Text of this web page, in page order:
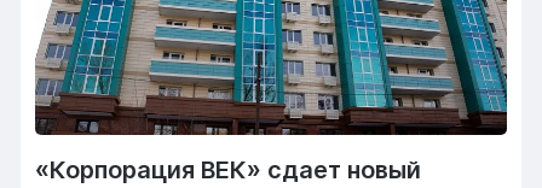
«Корпорация ВЕК» сдает новый